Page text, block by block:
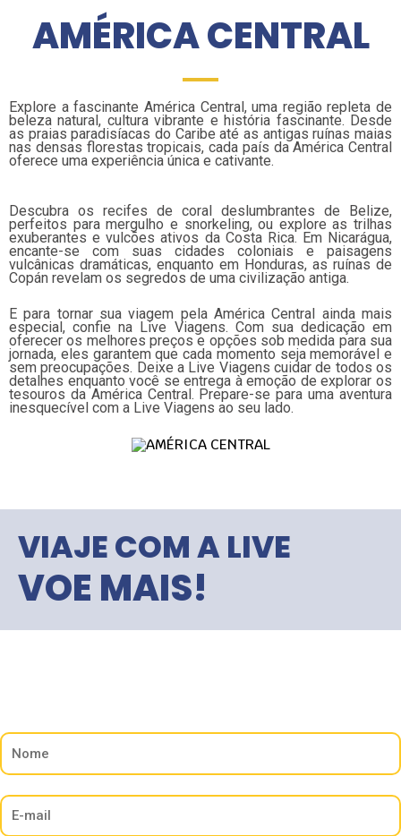
AMÉRICA CENTRAL
Explore a fascinante América Central, uma região repleta de
beleza natural, cultura vibrante e história fascinante. Desde
as praias paradisíacas do Caribe até as antigas ruínas maias
nas densas florestas tropicais, cada país da América Central
oferece uma experiência única e cativante.
Descubra os recifes de coral deslumbrantes de Belize,
perfeitos para mergulho e snorkeling, ou explore as trilhas
exuberantes e vulcões ativos da Costa Rica. Em Nicarágua,
encante-se com suas cidades coloniais e paisagens
vulcânicas dramáticas, enquanto em Honduras, as ruínas de
Copán revelam os segredos de uma civilização antiga.
E para tornar sua viagem pela América Central ainda mais
especial, confie na Live Viagens. Com sua dedicação em
oferecer os melhores preços e opções sob medida para sua
jornada, eles garantem que cada momento seja memorável e
sem preocupações. Deixe a Live Viagens cuidar de todos os
detalhes enquanto você se entrega à emoção de explorar os
tesouros da América Central. Prepare-se para uma aventura
inesquecível com a Live Viagens ao seu lado.
VIAJE COM A LIVE
VOE MAIS!